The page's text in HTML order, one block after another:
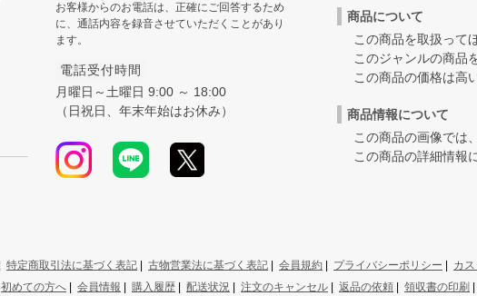
お客様からのお電話は、正確にご回答するため
に、通話内容を録音させていただくことがあり
ます。
電話受付時間
月曜日～土曜日 9:00 ～ 18:00
（日祝日、年末年始はお休み）
商品について
この商品を取扱って
このジャンルの商品
この商品の価格は高
商品情報について
この商品の画像では
この商品の詳細情報
特定商取引法に基づく表記 古物営業法に基づく表記 会員規約 プライバシーポリシー
カ
初めての方へ
会員情報 購入履歴 配送状況 注文のキャンセル 返品の依頼 領収書の印刷